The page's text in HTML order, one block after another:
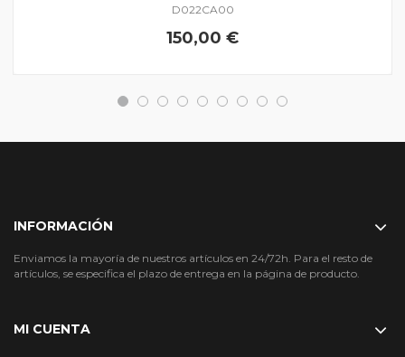
D022CA00
150,00 €
INFORMACIÓN
Enviamos la mayoría de nuestros artículos en 24/72h. Para el resto de
artículos, se especifica el plazo de entrega en la página de producto.
MI CUENTA